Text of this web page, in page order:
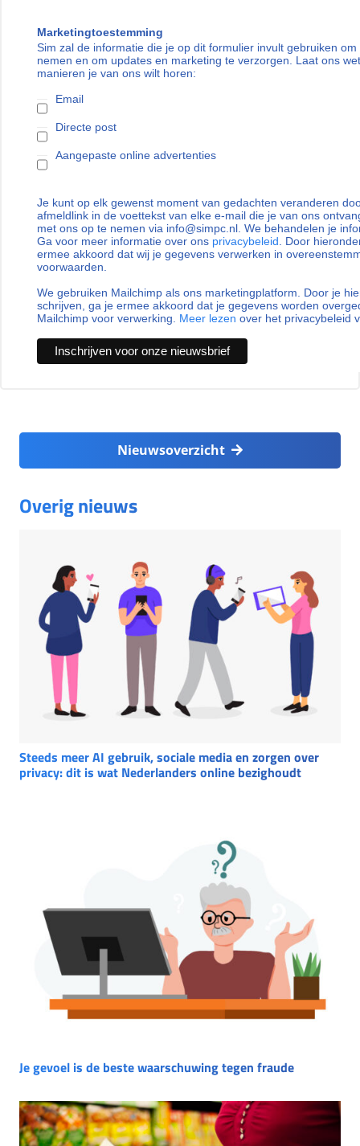
Marketingtoestemming
Sim zal de informatie die je op dit formulier invult gebruiken
nemen en om updates en marketing te verzorgen. Laat ons
manieren je van ons wilt horen:
Email
Directe post
Aangepaste online advertenties
Je kunt op elk gewenst moment van gedachten veranderen
afmeldlink in de voettekst van elke e-mail die je van ons
met ons op te nemen via info@simpc.nl. We behandelen je
Ga voor meer informatie over ons privacybeleid. Door
ermee akkoord dat wij je gegevens verwerken in
voorwaarden.
We gebruiken Mailchimp als ons marketingplatform. Door je
schrijven, ga je ermee akkoord dat je gegevens worden
Mailchimp voor verwerking. Meer lezen over het privacybeleid
Nieuwsoverzicht
Overig nieuws
Steeds meer AI gebruik, sociale media en zorgen over
privacy: dit is wat Nederlanders online bezighoudt
Je gevoel is de beste waarschuwing tegen fraude